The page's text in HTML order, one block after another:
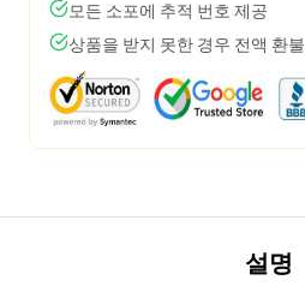
모든 소포에 추적 번호 제공
상품을 받지 못한 경우 전액 환불
설명